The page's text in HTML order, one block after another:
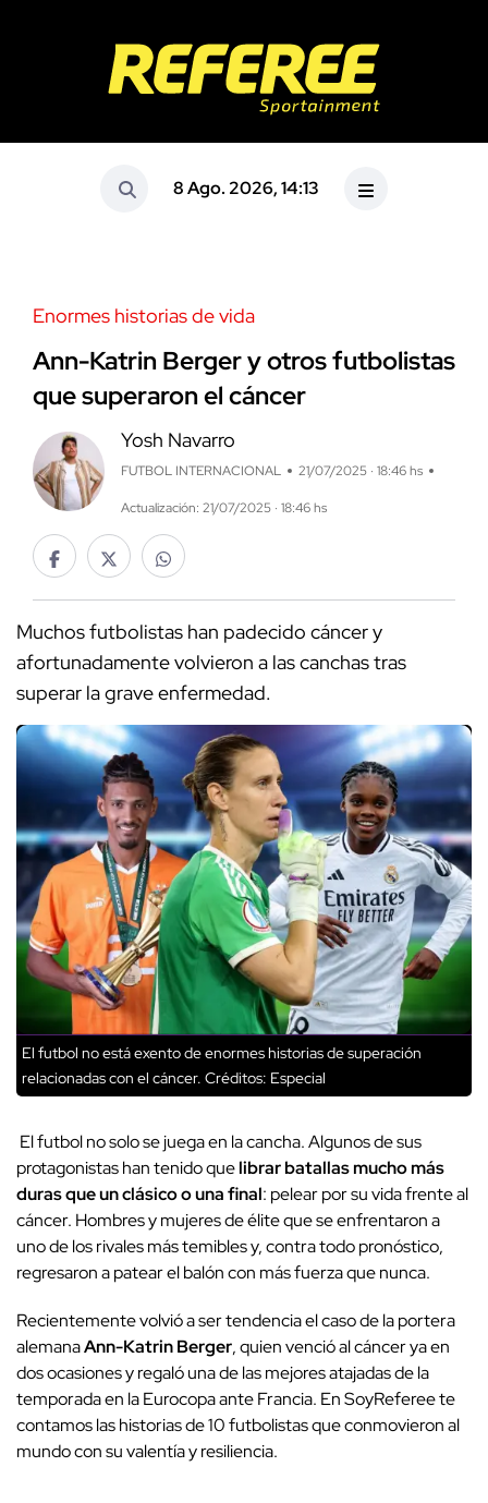
8 Ago. 2026, 14:13
Enormes historias de vida
Ann-Katrin Berger y otros futbolistas
que superaron el cáncer
Yosh Navarro
FUTBOL INTERNACIONAL 21/07/2025 · 18:46 hs
Actualización: 21/07/2025 · 18:46 hs
Muchos futbolistas han padecido cáncer y
afortunadamente volvieron a las canchas tras
superar la grave enfermedad.
El futbol no está exento de enormes historias de superación
relacionadas con el cáncer. Créditos: Especial
El futbol no solo se juega en la cancha. Algunos de sus
protagonistas han tenido quelibrar batallas mucho más
duras que un clásico o una final: pelear por su vida frente al
cáncer. Hombres y mujeres de élite que se enfrentaron a
uno de los rivales más temibles y, contra todo pronóstico,
regresaron a patear el balón con más fuerza que nunca.
Recientemente volvió a ser tendencia el caso de la portera
alemanaAnn-Katrin Berger, quien venció al cáncer ya en
dos ocasiones y regaló una de las mejores atajadas de la
temporada en la Eurocopa ante Francia. En SoyReferee te
contamos las historias de 10 futbolistas que conmovieron al
mundo con su valentía y resiliencia.